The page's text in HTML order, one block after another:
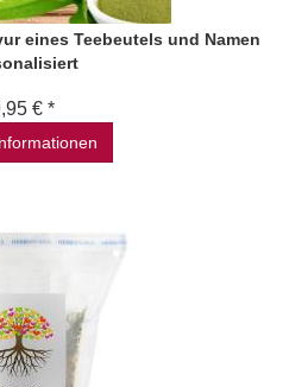
eines Teebeutels und Namen
€ *